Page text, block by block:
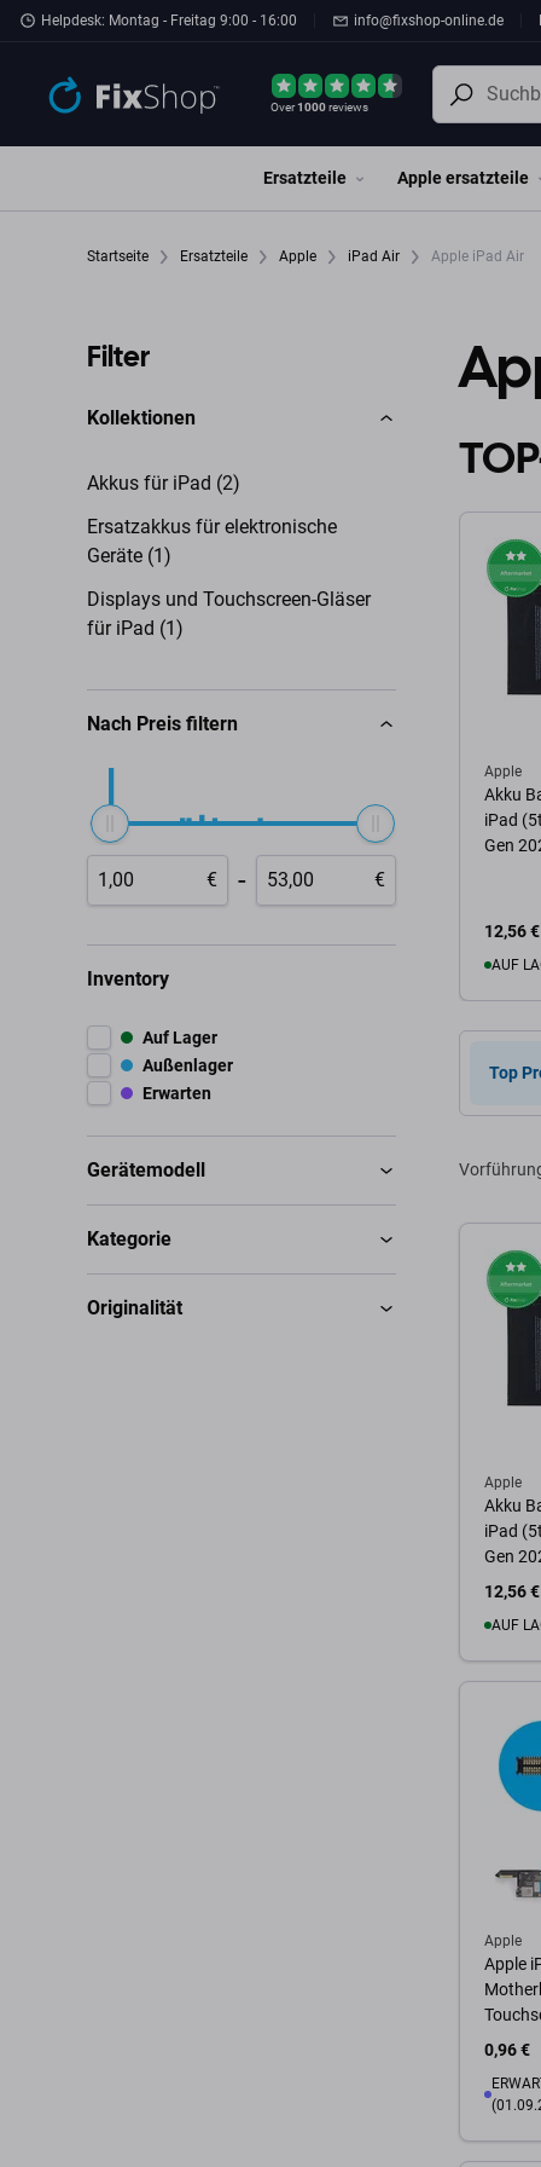
Zum Hauptinhalt springen
Helpdesk: Montag - Freitag 9:00 - 16:00 info@fixshop-online.de
Over1000reviews
Ersatzteile Apple ersatzteile
Startseite Ersatzteile Apple iPad Air Apple iPad Air
Filter
Kollektionen
Akkus für iPad (2)
Ersatzakkus für elektronische
Geräte (1)
Displays und Touchscreen-Gläser
für iPad (1)
Nach Preis filtern
€ - €
Inventory
Auf Lager
Außenlager
Erwarten
Gerätemodell
Kategorie
Originalität
Apple
Akku
iPad
Gen
12,56 €
AUF
Zum
Top
Apple
Akku
iPad
Gen
12,56 €
AUF
Apple
Apple
0,96 €